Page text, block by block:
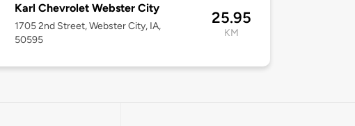
Karl Chevrolet Webster City
1705 2nd Street, Webster City, IA,
50595
25.95
KM